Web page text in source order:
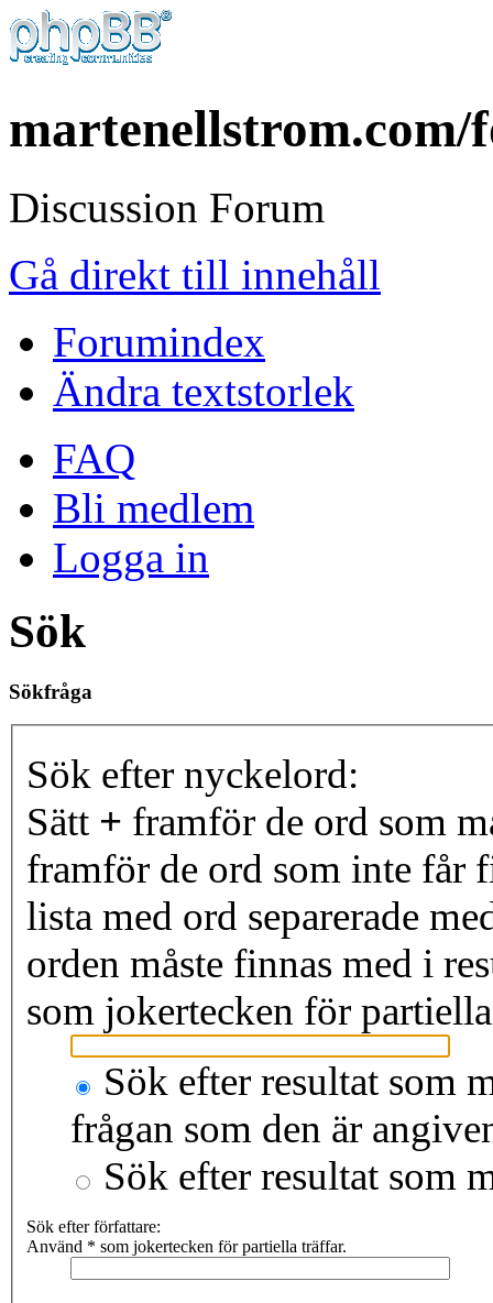
martenellstrom.com/
Discussion Forum
Gå direkt till innehåll
Forumindex
Ändra textstorlek
FAQ
Bli medlem
Logga in
Sök
Sökfråga
Sök efter nyckelord:
Sätt + framför de ord som
framför de ord som inte får
lista med ord separerade
orden måste finnas med i
som jokertecken för
Sök efter resultat som
frågan som den är
Sök efter resultat som
Sök efter författare:
Använd * som jokertecken för partiella träffar.